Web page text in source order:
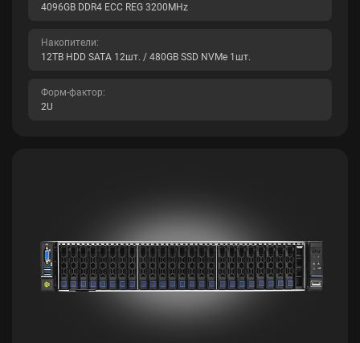
4096GB DDR4 ECC REG 3200MHz
Накопители:
12TB HDD SATA 12шт. / 480GB SSD NVMe 1шт.
Форм-фактор:
2U